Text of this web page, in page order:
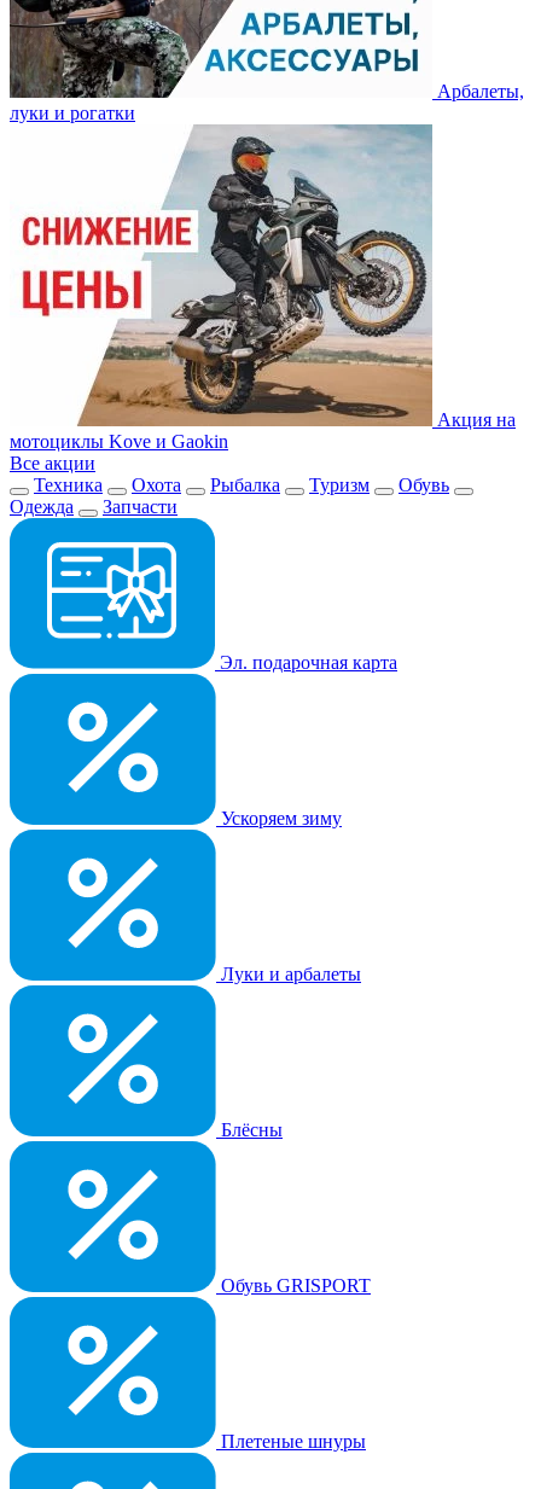
Арбалеты,
луки и рогатки
Акция на
мотоциклы Kove и Gaokin
Все акции
Техника
Охота Рыбалка Туризм
Обувь
Одежда
Запчасти
Эл. подарочная карта
Ускоряем зиму
Луки и арбалеты
Блёсны
Обувь GRISPORT
Плетеные шнуры